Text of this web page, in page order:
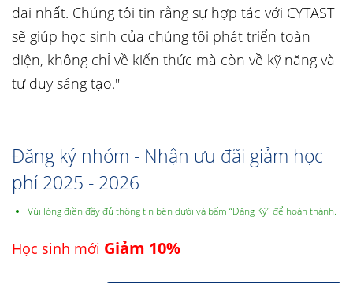
đại nhất. Chúng tôi tin rằng sự hợp tác với CYTAST
sẽ giúp học sinh của chúng tôi phát triển toàn
diện, không chỉ về kiến thức mà còn về kỹ năng và
tư duy sáng tạo."
Đăng ký nhóm - Nhận ưu đãi giảm học
phí 2025 - 2026
Vùi lòng điền đầy đủ thông tin bên dưới và bấm “Đăng Ký” để hoàn thành.
Học sinh mới Giảm 10%